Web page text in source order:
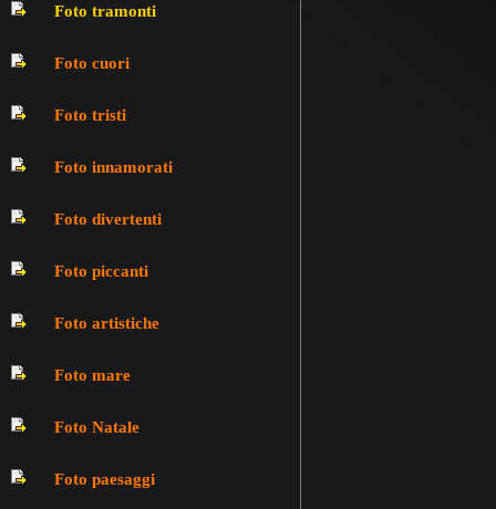
Foto tramonti
Foto cuori
Foto tristi
Foto innamorati
Foto divertenti
Foto piccanti
Foto artistiche
Foto mare
Foto Natale
Foto paesaggi